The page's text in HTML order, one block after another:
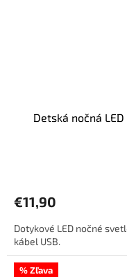
Detská nočná LED
€11,90
Dotykové LED nočné
kábel USB.
% Zľava